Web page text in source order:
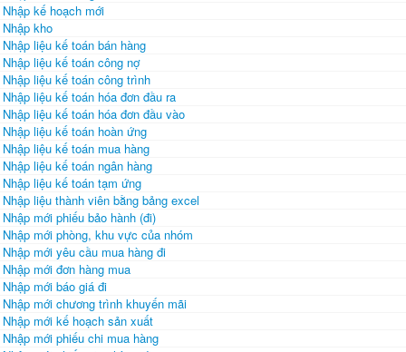
Nhập kế hoạch mới
Nhập kho
Nhập liệu kế toán bán hàng
Nhập liệu kế toán công nợ
Nhập liệu kế toán công trình
Nhập liệu kế toán hóa đơn đầu ra
Nhập liệu kế toán hóa đơn đầu vào
Nhập liệu kế toán hoàn ứng
Nhập liệu kế toán mua hàng
Nhập liệu kế toán ngân hàng
Nhập liệu kế toán tạm ứng
Nhập liệu thành viên bằng bảng excel
Nhập mới phiếu bảo hành (đi)
Nhập mới phòng, khu vực của nhóm
Nhập mới yêu cầu mua hàng đi
Nhập mới đơn hàng mua
Nhập mới báo giá đi
Nhập mới chương trình khuyến mãi
Nhập mới kế hoạch sản xuất
Nhập mới phiếu chi mua hàng